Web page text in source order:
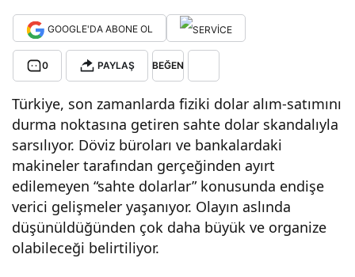
GOOGLE'DA ABONE OL
0 PAYLAŞ BEĞEN
Türkiye, son zamanlarda fiziki dolar alım-satımını
durma noktasına getiren sahte dolar skandalıyla
sarsılıyor. Döviz büroları ve bankalardaki
makineler tarafından gerçeğinden ayırt
edilemeyen “sahte dolarlar” konusunda endişe
verici gelişmeler yaşanıyor. Olayın aslında
düşünüldüğünden çok daha büyük ve organize
olabileceği belirtiliyor.
“sa
hte
dola
r
ska
ndal